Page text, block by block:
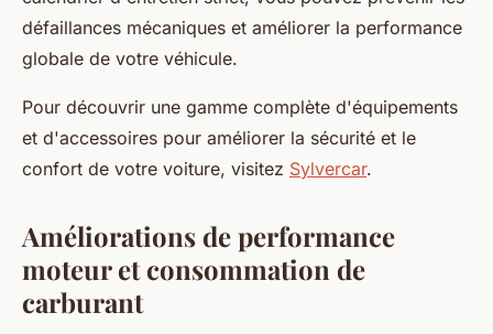
défaillances mécaniques et améliorer la performance
globale de votre véhicule.
Pour découvrir une gamme complète d'équipements
et d'accessoires pour améliorer la sécurité et le
confort de votre voiture, visitez Sylvercar.
Améliorations de performance
moteur et consommation de
carburant